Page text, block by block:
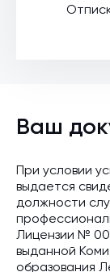
Ваш
При условии
выдается
должности
Лицензии №
выданной
образования